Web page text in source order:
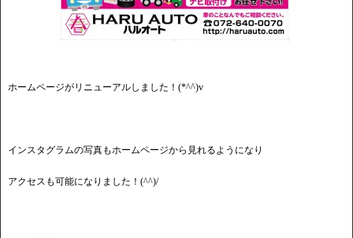
ホームページがリニューアルしました！(*^^)v
インスタグラムの写真もホームページから見れるようになり
アクセスも可能になりました！(^^)/